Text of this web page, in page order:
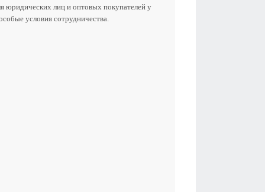
юридических лиц и оптовых покупателей у
условия сотрудничества.